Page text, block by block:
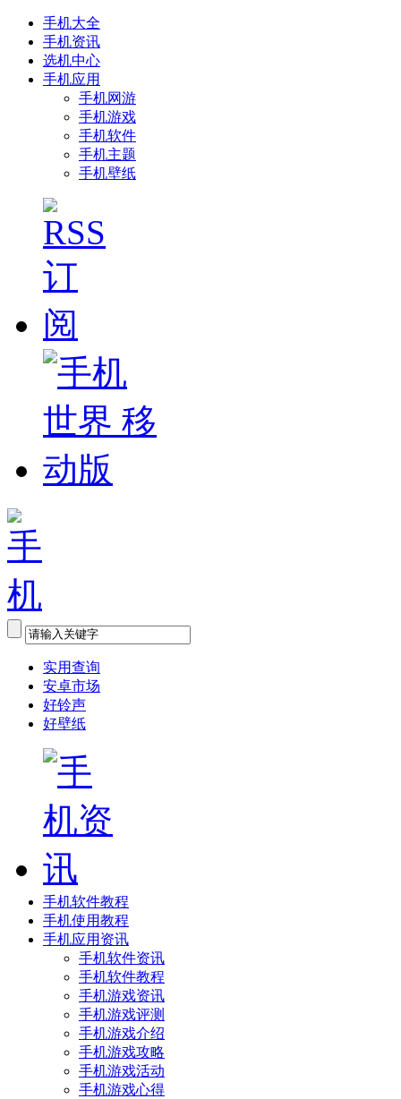
手机大全
手机资讯
选机中心
手机应用
手机网游
手机游戏
手机软件
手机主题
手机壁纸
实用查询
安卓市场
好铃声
好壁纸
手机软件教程
手机使用教程
手机应用资讯
手机软件资讯
手机软件教程
手机游戏资讯
手机游戏评测
手机游戏介绍
手机游戏攻略
手机游戏活动
手机游戏心得